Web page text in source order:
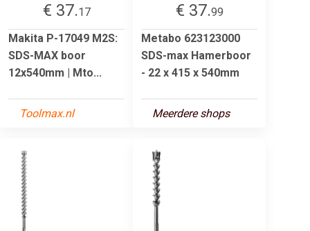
€ 37.17
Makita P-17049 M2S:
SDS-MAX boor
12x540mm | Mto...
Toolmax.nl
€ 37.99
Metabo 623123000
SDS-max Hamerboor
- 22 x 415 x 540mm
Meerdere shops